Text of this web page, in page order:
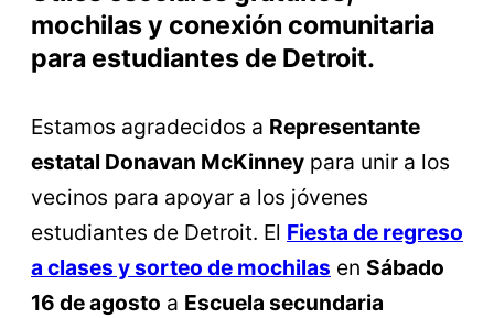
mochilas y conexión comunitaria
para estudiantes de Detroit.
Estamos agradecidos a Representante
estatal Donavan McKinney para unir a los
vecinos para apoyar a los jóvenes
estudiantes de Detroit. El Fiesta de regreso
a clases y sorteo de mochilas en Sábado
16 de agosto a Escuela secundaria